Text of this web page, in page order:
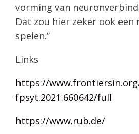
vorming van
Dat zou hier zeker ook een
spelen.”
Links
https://
fpsyt.2021.660642/full
https://www.rub.de/